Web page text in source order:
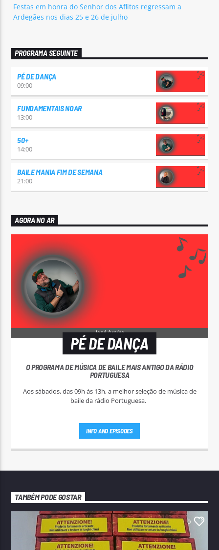
Festas em honra do Senhor dos Aflitos regressam a
Ardegães nos dias 25 e 26 de julho
PROGRAMA SEGUINTE
PÉ DE DANÇA
09:00
FUNDAMENTAIS NOAR
13:00
50+
14:00
BAILE MANIA FIM DE SEMANA
21:00
AGORA NO AR
PÉ DE DANÇA
O PROGRAMA DE MÚSICA DE BAILE MAIS ANTIGO DA RÁDIO
PORTUGUESA
Aos sábados, das 09h às 13h, a melhor seleção de música de
INFO AND EPISODES
TAMBÉM PODE GOSTAR
0